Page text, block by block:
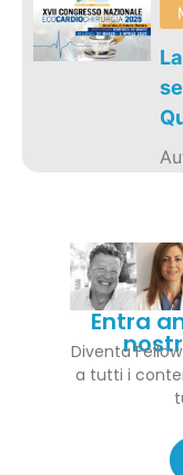
Entra
Diventa
a tutti i